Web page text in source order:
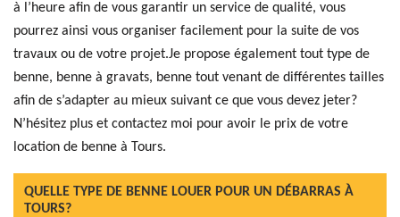
à l’heure afin de vous garantir un service de qualité, vous
pourrez ainsi vous organiser facilement pour la suite de vos
travaux ou de votre projet.Je propose également tout type de
benne, benne à gravats, benne tout venant de différentes tailles
afin de s’adapter au mieux suivant ce que vous devez jeter?
N’hésitez plus et contactez moi pour avoir le prix de votre
location de benne à Tours.
QUELLE TYPE DE BENNE LOUER POUR UN DÉBARRAS À
TOURS?